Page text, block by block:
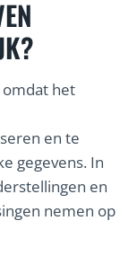
omdat het
en te
gegevens. In
en
nemen op